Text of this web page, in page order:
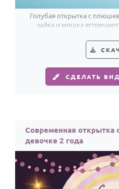
Голубая открытка с
зайка и мишка
СДЕЛАТЬ
Современная открытка
девочке 2 года